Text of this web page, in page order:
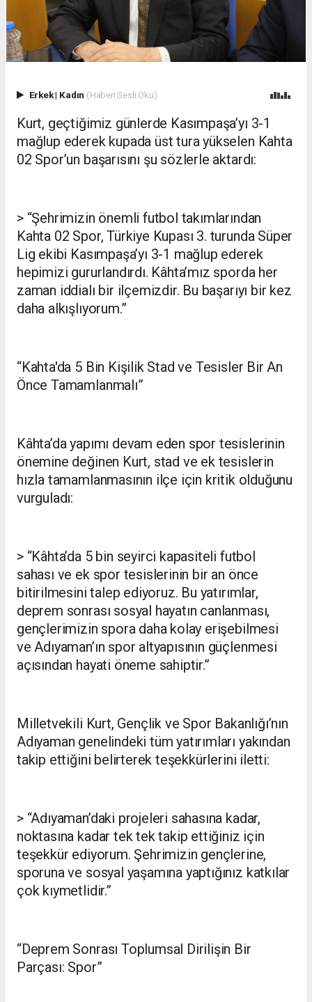
Erkek| Kadın (Haberi Sesli Oku)
Kurt, geçtiğimiz günlerde Kasımpaşa’yı 3-1
mağlup ederek kupada üst tura yükselen Kahta
02 Spor’un başarısını şu sözlerle aktardı:
> “Şehrimizin önemli futbol takımlarından
Kahta 02 Spor, Türkiye Kupası 3. turunda Süper
Lig ekibi Kasımpaşa’yı 3-1 mağlup ederek
hepimizi gururlandırdı. Kâhta’mız sporda her
zaman iddialı bir ilçemizdir. Bu başarıyı bir kez
daha alkışlıyorum.”
“Kahta'da 5 Bin Kişilik Stad ve Tesisler Bir An
Önce Tamamlanmalı”
Kâhta’da yapımı devam eden spor tesislerinin
önemine değinen Kurt, stad ve ek tesislerin
hızla tamamlanmasının ilçe için kritik olduğunu
vurguladı:
> “Kâhta’da 5 bin seyirci kapasiteli futbol
sahası ve ek spor tesislerinin bir an önce
bitirilmesini talep ediyoruz. Bu yatırımlar,
deprem sonrası sosyal hayatın canlanması,
gençlerimizin spora daha kolay erişebilmesi
ve Adıyaman’ın spor altyapısının güçlenmesi
açısından hayati öneme sahiptir.”
Milletvekili Kurt, Gençlik ve Spor Bakanlığı’nın
Adıyaman genelindeki tüm yatırımları yakından
takip ettiğini belirterek teşekkürlerini iletti:
> “Adıyaman’daki projeleri sahasına kadar,
noktasına kadar tek tek takip ettiğiniz için
teşekkür ediyorum. Şehrimizin gençlerine,
sporuna ve sosyal yaşamına yaptığınız katkılar
çok kıymetlidir.”
“Deprem Sonrası Toplumsal Dirilişin Bir
Parçası: Spor”